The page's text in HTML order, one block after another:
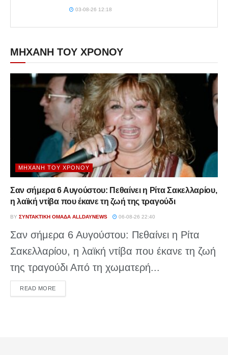
03-08-26 12:18
ΜΗΧΑΝΗ ΤΟΥ ΧΡΟΝΟΥ
ΜΗΧΑΝΉ ΤΟΥ ΧΡΌΝΟΥ
Σαν σήμερα 6 Αυγούστου: Πεθαίνει η Ρίτα Σακελλαρίου,
η λαϊκή ντίβα που έκανε τη ζωή της τραγούδι
BY ΣΥΝΤΑΚΤΙΚΉ ΟΜΆΔΑ ALLDAYNEWS 06-08-26 22:40
Σαν σήμερα 6 Αυγούστου: Πεθαίνει η Ρίτα
Σακελλαρίου, η λαϊκή ντίβα που έκανε τη ζωή
της τραγούδι Από τη χωματερή...
READ MOREDETAILS